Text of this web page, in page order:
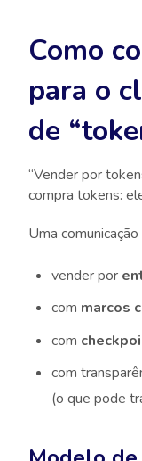
Como
para o
de
“Vender por
compra tokens:
Uma
vender por
com marcos
com
com
(o que pode